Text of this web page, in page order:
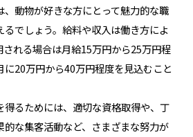
動物が好きな方にとって魅力的な職
でしょう。給料や収入は働き方によ
される場合は月給15万円から25万円程
に20万円から40万円程度を見込むこと
得るためには、適切な資格取得や、丁
な集客活動など、さまざまな努力が